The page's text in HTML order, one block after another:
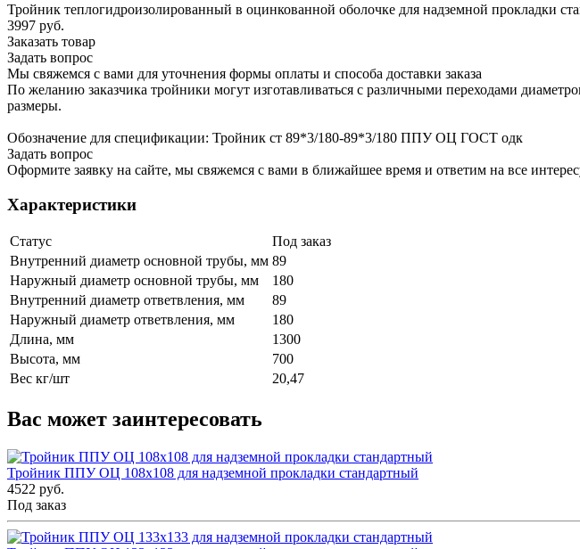
Тройник теплогидроизолированный в оцинкованной оболочке для надземной прокладки
3997 руб.
Заказать товар
Задать вопрос
Мы свяжемся с вами для уточнения формы оплаты и способа доставки заказа
По желанию заказчика тройники могут изготавливаться с различными переходами
размеры.
Обозначение для спецификации: Тройник ст 89*3/180-89*3/180 ППУ ОЦ ГОСТ одк
Задать вопрос
Оформите заявку на сайте, мы свяжемся с вами в ближайшее время и ответим на все
Характеристики
Статус
Под заказ
Внутренний диаметр основной трубы, мм 89
Наружный диаметр основной трубы, мм
180
Внутренний диаметр ответвления, мм
89
Наружный диаметр ответвления, мм
180
Длина, мм
1300
Высота, мм
700
Вес кг/шт
20,47
Вас может заинтересовать
Тройник ППУ ОЦ 108x108 для надземной прокладки стандартный
4522 руб.
Под заказ